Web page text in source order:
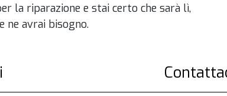
la riparazione e stai certo che sarà lì,
ne avrai bisogno.